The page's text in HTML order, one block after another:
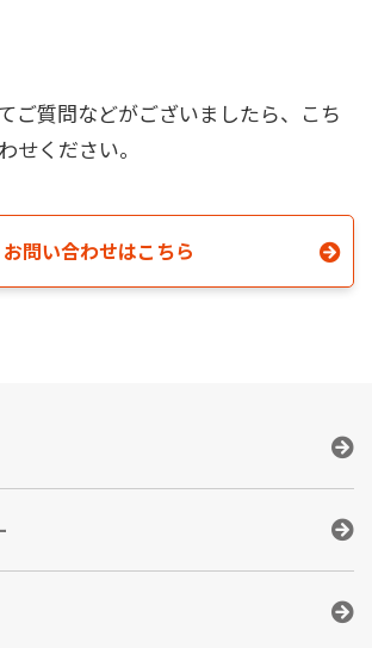
ご質問などがございましたら、こち
せください。
お問い合わせはこちら